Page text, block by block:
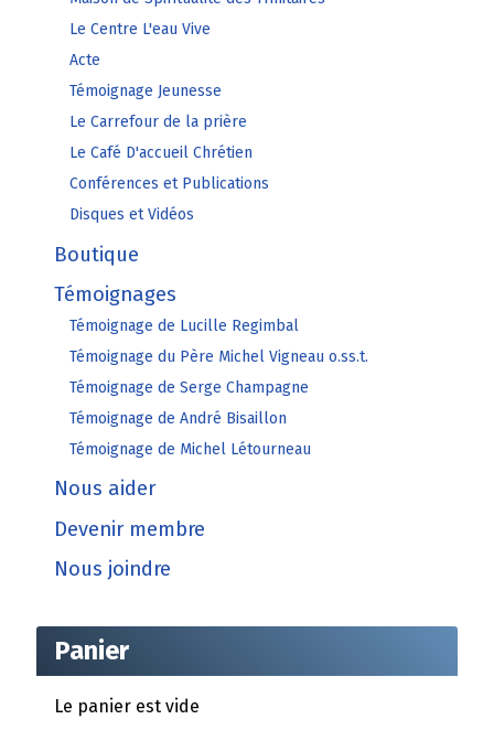
Le Centre L'eau Vive
Acte
Témoignage Jeunesse
Le Carrefour de la prière
Le Café D'accueil Chrétien
Conférences et Publications
Disques et Vidéos
Boutique
Témoignages
Témoignage de Lucille Regimbal
Témoignage du Père Michel Vigneau o.ss.t.
Témoignage de Serge Champagne
Témoignage de André Bisaillon
Témoignage de Michel Létourneau
Nous aider
Devenir membre
Nous joindre
Panier
Le panier est vide